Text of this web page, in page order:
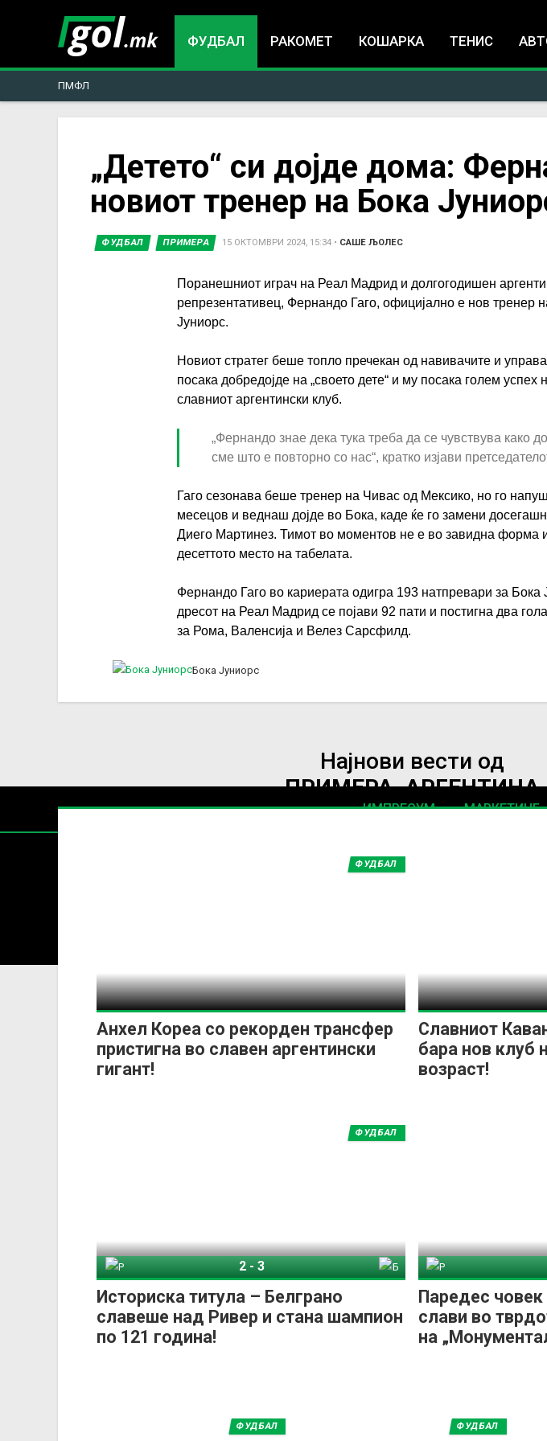
ФУДБАЛ РАКОМЕТ КОШАРКА ТЕНИС
ПМФЛ
here
„Детето“ си дојде дома:
новиот тренер на Бока
ФУДБАЛ ПРИМЕРА 15 ОКТОМВРИ 2024, 15:34• САШЕ ЉОЛЕС
Поранешниот играч на Реал Мадрид и долгогодишен
репрезентативец, Фернандо Гаго, официјално е нов тренер
Јуниорс.
Новиот стратег беше топло пречекан од навивачите и
посака добредојде на „своето дете“ и му посака голем успех
славниот аргентински клуб.
„Фернандо знае дека тука треба да се чувствува како
сме што е повторно со нас“, кратко изјави
Гаго сезонава беше тренер на Чивас од Мексико, но го
месецов и веднаш дојде во Бока, каде ќе го замени
Диего Мартинез. Тимот во моментов не е во завидна форма
десеттото место на табелата.
Фернандо Гаго во кариерата одигра 193 натпревари за Бока
дресот на Реал Мадрид се појави 92 пати и постигна два
за Рома, Валенсија и Велез Сарсфилд.
Бока Јуниорс
Најнови вести од
ПРИМЕРА, АРГЕНТИНА
Анхел Кореа со рекорден трансфер
пристигна во славен аргентински
гигант!
ФУДБАЛ
Славниот
бара нов клуб
возраст!
Историска титула – Белграно
славеше над Ривер и стана шампион
по 121 година!
ФУДБАЛ
2-3
Паредес
слави во
на
ФУДБАЛ ФУДБАЛ
ИМПРЕСУМ МАРКЕТИНГ
За секоја форма на распространување, репродукција или комерцијална употреба на